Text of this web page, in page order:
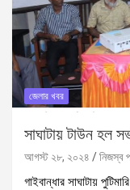
জেলার খবর
সাঘাটায় টাউন হল
আগস্ট ২৮, ২০২৪
নিজস্ব
গাইবান্ধার সাঘাটায়